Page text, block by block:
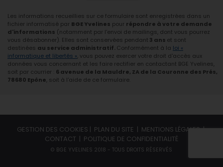
Les informations recueillies sur ce formulaire sont enregistrées dans un
fichier informatisé par BGE Yvelines pour répondre à votre demande
d'informations (notamment par l'envoi de mailings, dont vous pourrez
vous désabonner). Elles sont conservées pendant 3 ans et sont
destinées au service administratif. Conformément à la loi «
informatique et libertés » , vous pouvez exercer votre droit d'accès aux
données vous concernant et les faire rectifier en contactant BGE Yvelines,
soit par courrier :
6 avenue de la Mauldre, ZA de la Couronne des Prés,
78680 Epône , soit à l'aide de ce formulaire.
GESTION DES COOKIES | PLAN DU SITE | MENTIONS LÉGALES|
CONTACT | POLITIQUE DE CONFIDENTIALITÉ
© BGE YVELINES 2018 - TOUS DROITS RÉSERVÉS